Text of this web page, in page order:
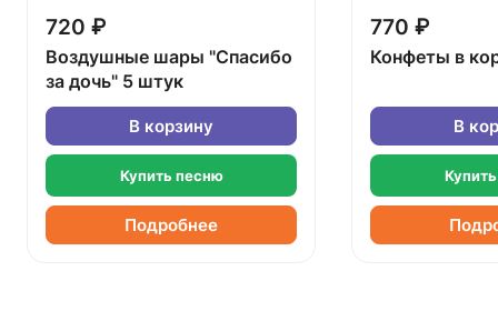
720 ₽
Воздушные шары "Спасибо
за дочь" 5 штук
В корзину
Купить песню
Подробнее
770 ₽
Конфеты в
В